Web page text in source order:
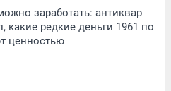
заработать: антиквар
какие редкие деньги 1961 по
ценностью